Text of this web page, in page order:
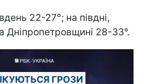
22-27°; на півдні,
Дніпропетровщині 28-33°.